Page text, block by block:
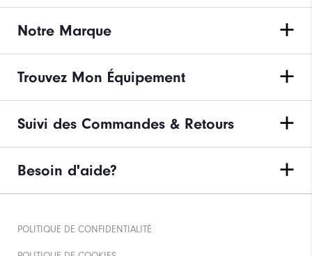
Notre Marque
Trouvez Mon Équipement
Suivi des Commandes & Retours
Besoin d'aide?
POLITIQUE DE CONFIDENTIALITÉ